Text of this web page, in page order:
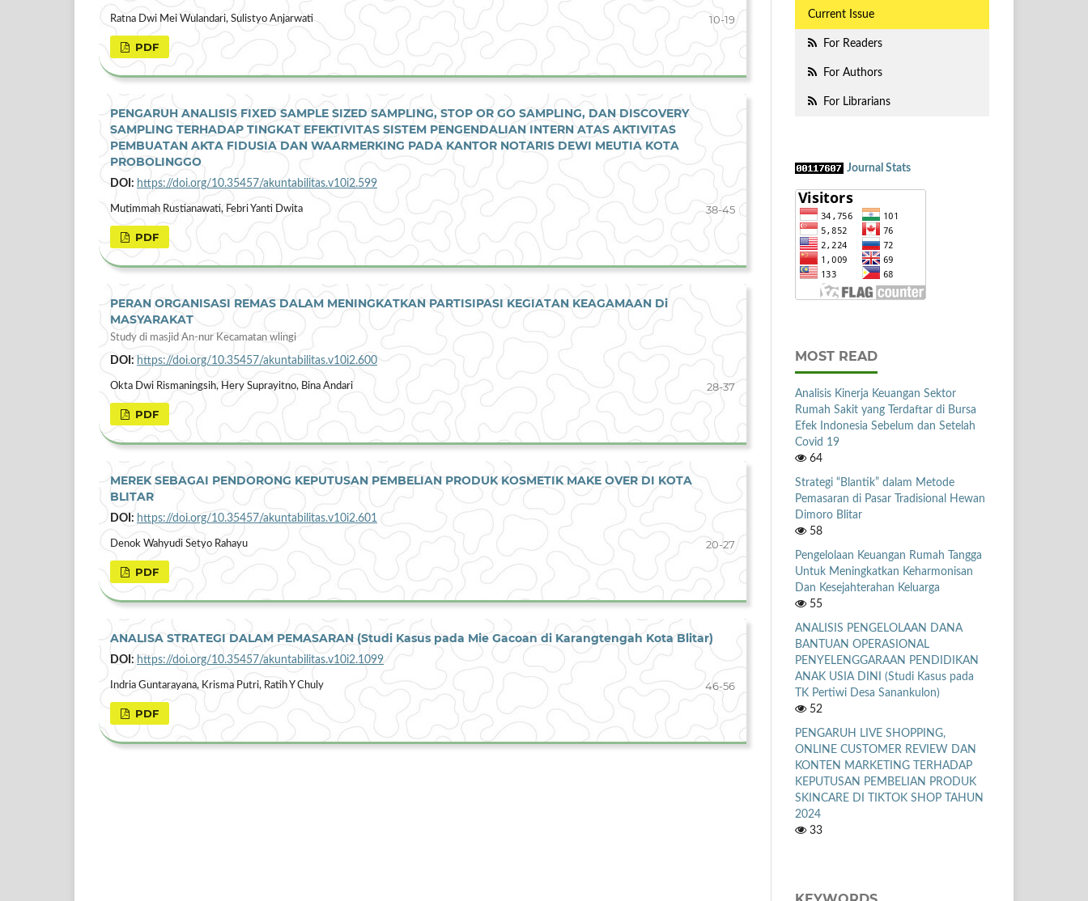
Ratna Dwi Mei Wulandari, Sulistyo Anjarwati 10-19
PDF
PENGARUH ANALISIS FIXED SAMPLE SIZED SAMPLING, STOP OR GO SAMPLING, DAN DISCOVERY
SAMPLING TERHADAP TINGKAT EFEKTIVITAS SISTEM PENGENDALIAN INTERN ATAS AKTIVITAS
PEMBUATAN AKTA FIDUSIA DAN WAARMERKING PADA KANTOR NOTARIS DEWI MEUTIA KOTA
PROBOLINGGO
DOI: https://doi.org/10.35457/akuntabilitas.v10i2.599
Mutimmah Rustianawati, Febri Yanti Dwita 38-45
PDF
PERAN ORGANISASI REMAS DALAM MENINGKATKAN PARTISIPASI KEGIATAN KEAGAMAAN Di
MASYARAKAT
Study di masjid An-nur Kecamatan wlingi
DOI: https://doi.org/10.35457/akuntabilitas.v10i2.600
Okta Dwi Rismaningsih, Hery Suprayitno, Bina Andari 28-37
PDF
MEREK SEBAGAI PENDORONG KEPUTUSAN PEMBELIAN PRODUK KOSMETIK MAKE OVER DI KOTA
BLITAR
DOI: https://doi.org/10.35457/akuntabilitas.v10i2.601
Denok Wahyudi Setyo Rahayu 20-27
PDF
ANALISA STRATEGI DALAM PEMASARAN (Studi Kasus pada Mie Gacoan di Karangtengah Kota Blitar)
DOI: https://doi.org/10.35457/akuntabilitas.v10i2.1099
Indria Guntarayana, Krisma Putri, Ratih Y Chuly 46-56
PDF
Current Issue
For Readers
For Authors
For Librarians
Journal Stats
MOST READ
Analisis Kinerja Keuangan Sektor
Rumah Sakit yang Terdaftar di Bursa
Efek Indonesia Sebelum dan Setelah
Covid 19
64
Strategi “Blantik” dalam Metode
Pemasaran di Pasar Tradisional Hewan
Dimoro Blitar
58
Pengelolaan Keuangan Rumah Tangga
Untuk Meningkatkan Keharmonisan
Dan Kesejahterahan Keluarga
55
ANALISIS PENGELOLAAN DANA
BANTUAN OPERASIONAL
PENYELENGGARAAN PENDIDIKAN
ANAK USIA DINI (Studi Kasus pada
TK Pertiwi Desa Sanankulon)
52
PENGARUH LIVE SHOPPING,
ONLINE CUSTOMER REVIEW DAN
KONTEN MARKETING TERHADAP
KEPUTUSAN PEMBELIAN PRODUK
SKINCARE DI TIKTOK SHOP TAHUN
2024
33